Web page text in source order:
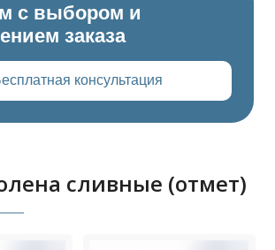
с выбором и
заказа
консультация
сливные (отмет)